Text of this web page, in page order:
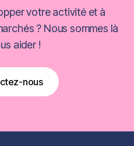
votre activité et à
? Nous sommes là
aider !
nous
Free Call